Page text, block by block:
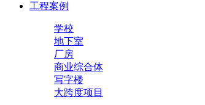
工程案例
学校
地下室
厂房
商业综合体
写字楼
大跨度项目